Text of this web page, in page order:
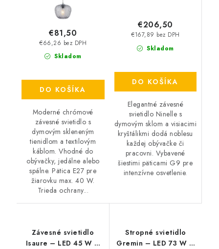
Skladom
€66,26 bez DPH
€81,50
DO KOŠÍKA
Moderné chrómové
závesné svietidlo s
dymovým skleneným
tienidlom a textilovým
káblom. Vhodné do
obývačky, jedálne alebo
spálne. Pätica E27 pre
žiarovku max. 40 W.
Trieda ochrany...
Skladom
€167,89 bez DPH
€206,50
DO KOŠÍKA
Elegantné závesné
svietidlo Ninelle s
dymovým sklom a visiacimi
kryštálikmi dodá noblesu
každej obývačke či
pracovni. Vybavené
šiestimi päticami G9 pre
intenzívne osvetlenie.
Závesné svietidlo
Isaure – LED 45 W –
Stropné svietidlo
Gremin – LED 73 W –